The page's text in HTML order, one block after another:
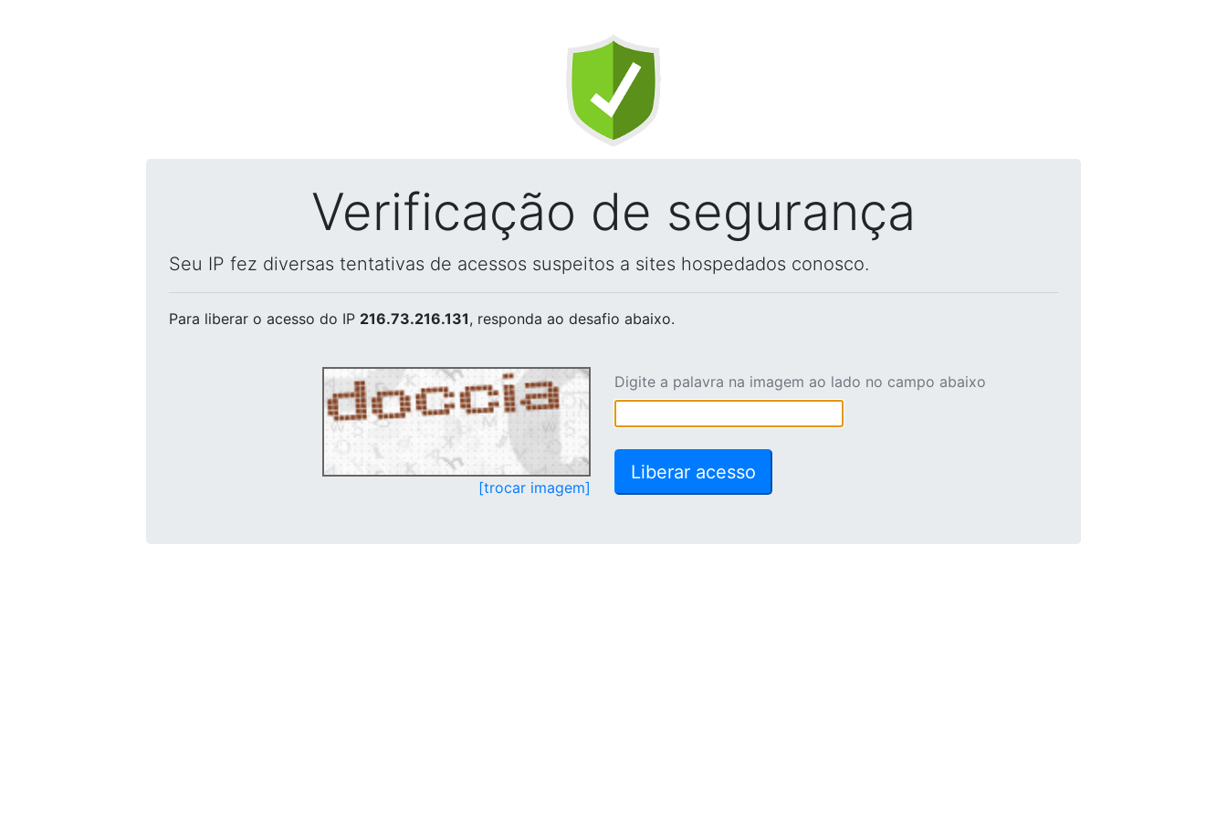
Verificação de segurança
Seu IP fez diversas tentativas de acessos suspeitos a sites hospedados conosco.
Para liberar o acesso do IP 216.73.216.131, responda ao desafio abaixo.
[trocar imagem]
Digite a palavra na imagem ao lado no campo abaixo